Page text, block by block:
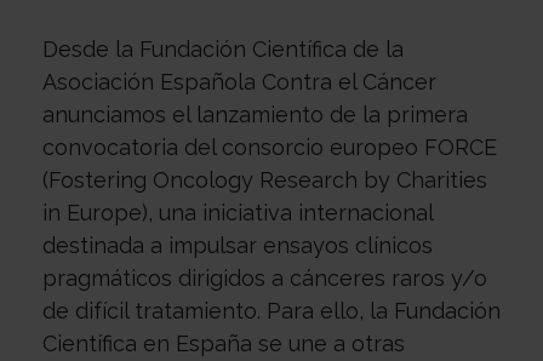
nosotros
de
prensa
Observatorio
Actualidad
Apoyo
Desde la Fundación Científica de la
Asociación Española Contra el Cáncer
anunciamos el lanzamiento de la primera
convocatoria del consorcio europeo FORCE
(Fostering Oncology Research by Charities
in Europe), una iniciativa internacional
destinada a impulsar ensayos clínicos
pragmáticos dirigidos a cánceres raros y/o
de difícil tratamiento. Para ello, la Fundación
Científica en España se une a otras